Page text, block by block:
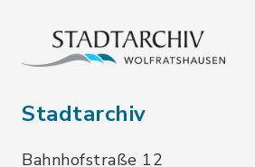
Stadtarchiv
Bahnhofstraße 12